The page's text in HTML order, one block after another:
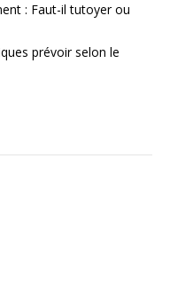
: Faut-il tutoyer ou
prévoir selon le